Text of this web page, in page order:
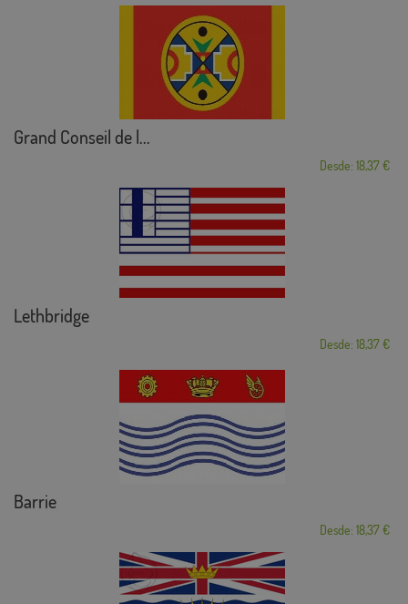
Grand Conseil de l...
Desde: 18,37 €
Lethbridge
Desde: 18,37 €
Barrie
Desde: 18,37 €